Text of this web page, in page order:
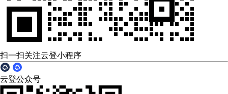
扫一扫关注云登小程序
云登公众号